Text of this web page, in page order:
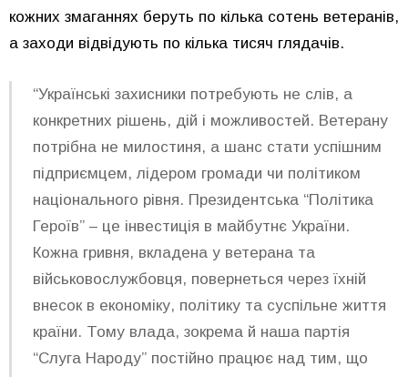
кожних змаганнях беруть по кілька сотень ветеранів,
а заходи відвідують по кілька тисяч глядачів.
“Українські захисники потребують не слів, а
конкретних рішень, дій і можливостей. Ветерану
потрібна не милостиня, а шанс стати успішним
підприємцем, лідером громади чи політиком
національного рівня. Президентська “Політика
Героїв” – це інвестиція в майбутнє України.
Кожна гривня, вкладена у ветерана та
військовослужбовця, повернеться через їхній
внесок в економіку, політику та суспільне життя
країни. Тому влада, зокрема й наша партія
“Слуга Народу” постійно працює над тим, що